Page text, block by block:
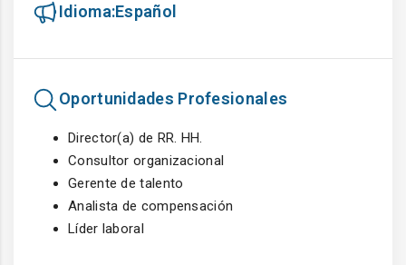
Idioma:Español
Oportunidades Profesionales
Director(a) de RR. HH.
Consultor organizacional
Gerente de talento
Analista de compensación
Líder laboral